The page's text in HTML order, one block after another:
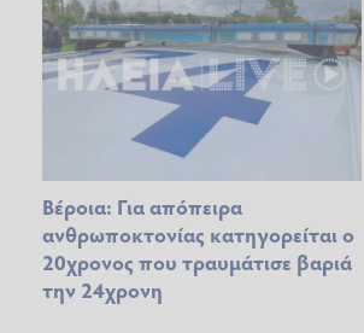
Βέροια: Για απόπειρα
ανθρωποκτονίας κατηγορείται ο
20χρονος που τραυμάτισε βαριά
την 24χρονη